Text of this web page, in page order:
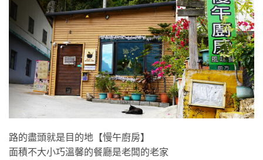
路的盡頭就是目的地【慢午廚房】
面積不大小巧溫馨的餐廳是老闆的老家